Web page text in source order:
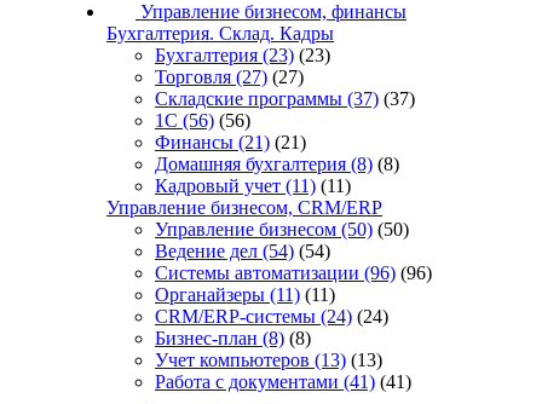
Управление бизнесом, финансы
Бухгалтерия. Склад. Кадры
Бухгалтерия (23) (23)
Торговля (27) (27)
Складские программы (37) (37)
1С (56) (56)
Финансы (21) (21)
Домашняя бухгалтерия (8) (8)
Кадровый учет (11) (11)
Управление бизнесом, CRM/ERP
Управление бизнесом (50) (50)
Ведение дел (54) (54)
Системы автоматизации (96) (96)
Органайзеры (11) (11)
CRM/ERP-системы (24) (24)
Бизнес-план (8) (8)
Учет компьютеров (13) (13)
Работа с документами (41) (41)